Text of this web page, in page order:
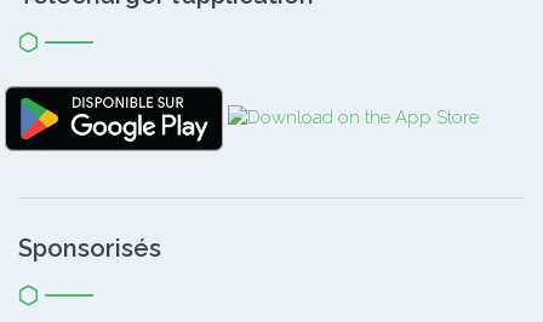
Sponsorisés